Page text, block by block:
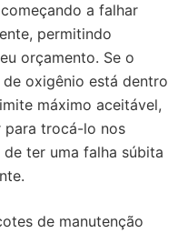
a falhar
permitindo
orçamento. Se o
oxigênio está dentro
máximo aceitável,
para trocá-lo nos
ter uma falha súbita
de manutenção